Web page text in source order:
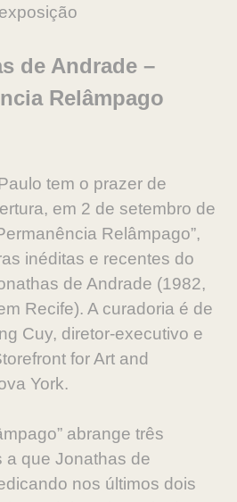
exposição
de Andrade –
Relâmpago
tem o prazer de
em 2 de setembro de
Relâmpago”,
inéditas e recentes do
de Andrade (1982,
Recife). A curadoria é de
Cuy, diretor-executivo e
for Art and
York.
abrange três
a que Jonathas de
nos últimos dois